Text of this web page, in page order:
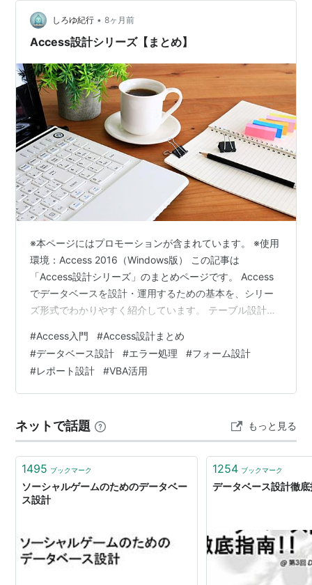
しろゆ紀行 • 8ヶ月前
Access設計シリーズ【まとめ】
※本ページにはプロモーションが含まれています。 ※使用
環境：Access 2016（Windows版） この記事は
「Access設計シリーズ」のまとめページです。 Access
でデータベースを設計・運用するための基本を、シリー
ズ形式でわかりやすく紹介しています。 テーブル設計か
を追って学べる構成になっています。 📚 目次を開く／閉
じる 🗂 シリーズ一覧とリンク 📚 シリーズ別の学習ポイ
ント 🏷 タグマッピング表 🔗関連記事まとめ（応用編・
設計思想） 🛠 エラー処理と設計のヒント ✨シリーズの特
#Access入門 #Access設計まとめ
#データベース設計 #エラー処理 #フォーム設計
#レポート設計 #VBA活用
ネットで話題 もっと見る
1495 ブックマーク
ソーシャルゲームのためのデータベー
ス設計
1254 ブックマーク
データベース設計徹